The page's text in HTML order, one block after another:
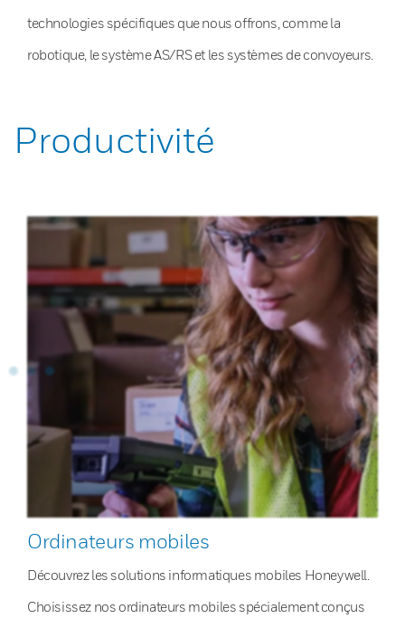
technologies spécifiques que nous offrons, comme la
robotique, le système AS/RS et les systèmes de convoyeurs.
Productivité
Ordinateurs mobiles
Découvrez les solutions informatiques mobiles Honeywell.
Choisissez nos ordinateurs mobiles spécialement conçus